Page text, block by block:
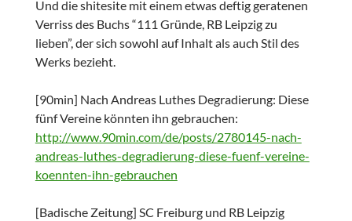
Und die shitesite mit einem etwas deftig geratenen
Verriss des Buchs “111 Gründe, RB Leipzig zu
lieben”, der sich sowohl auf Inhalt als auch Stil des
Werks bezieht.
[90min] Nach Andreas Luthes Degradierung: Diese
fünf Vereine könnten ihn gebrauchen:
http://www.90min.com/de/posts/2780145-nach-
andreas-luthes-degradierung-diese-fuenf-vereine-
koennten-ihn-gebrauchen
[Badische Zeitung] SC Freiburg und RB Leipzig